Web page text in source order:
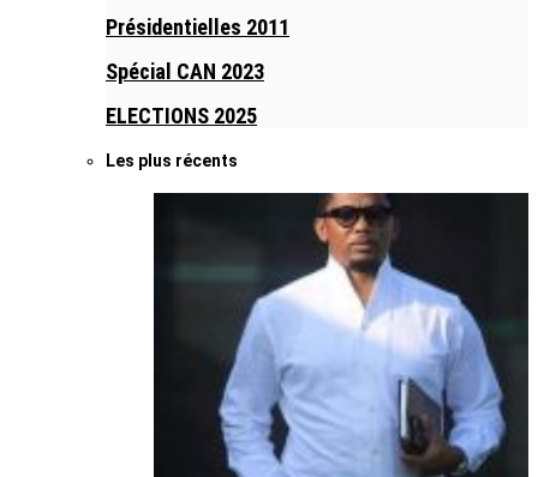
Présidentielles 2011
Spécial CAN 2023
ELECTIONS 2025
Les plus récents